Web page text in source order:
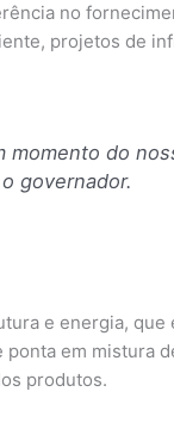
no
projetos de
momento do
governador.
e energia, que
em mistura
produtos.